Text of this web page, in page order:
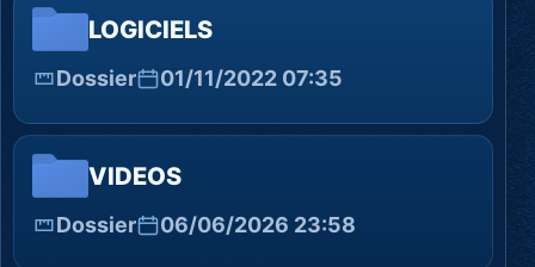
LOGICIELS
Dossier 01/11/2022 07:35
VIDEOS
Dossier 06/06/2026 23:58